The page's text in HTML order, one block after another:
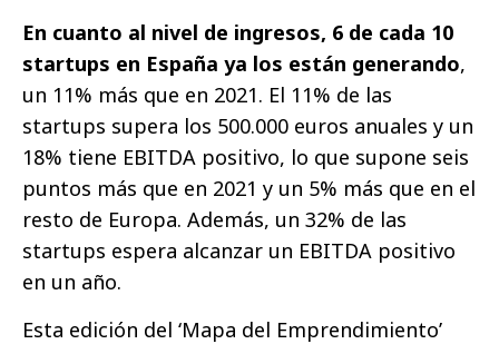
En cuanto al nivel de ingresos, 6 de cada 10
startups en España ya los están generando,
un 11% más que en 2021. El 11% de las
startups supera los 500.000 euros anuales y un
18% tiene EBITDA positivo, lo que supone seis
puntos más que en 2021 y un 5% más que en el
resto de Europa. Además, un 32% de las
startups espera alcanzar un EBITDA positivo
en un año.
Esta edición del ‘Mapa del Emprendimiento’